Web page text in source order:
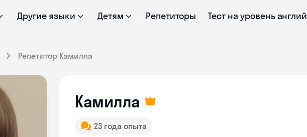
Другие языки Детям Репетиторы Тест на уровень
Репетитор Камилла
Камилла
23 года опыта